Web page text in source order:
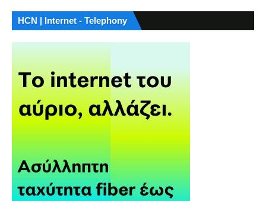
HCN | Internet - Telephony